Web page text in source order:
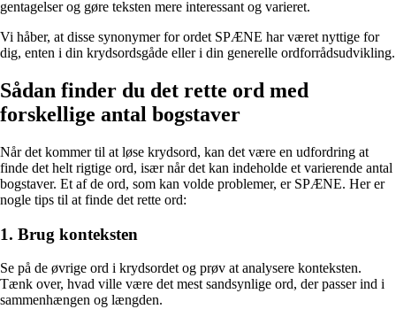
gentagelser og gøre teksten mere interessant og varieret.
Vi håber, at disse synonymer for ordet SPÆNE har været nyttige for
dig, enten i din krydsordsgåde eller i din generelle ordforrådsudvikling.
Sådan finder du det rette ord med
forskellige antal bogstaver
Når det kommer til at løse krydsord, kan det være en udfordring at
finde det helt rigtige ord, især når det kan indeholde et varierende antal
bogstaver. Et af de ord, som kan volde problemer, er SPÆNE. Her er
nogle tips til at finde det rette ord:
1. Brug konteksten
Se på de øvrige ord i krydsordet og prøv at analysere konteksten.
Tænk over, hvad ville være det mest sandsynlige ord, der passer ind i
sammenhængen og længden.